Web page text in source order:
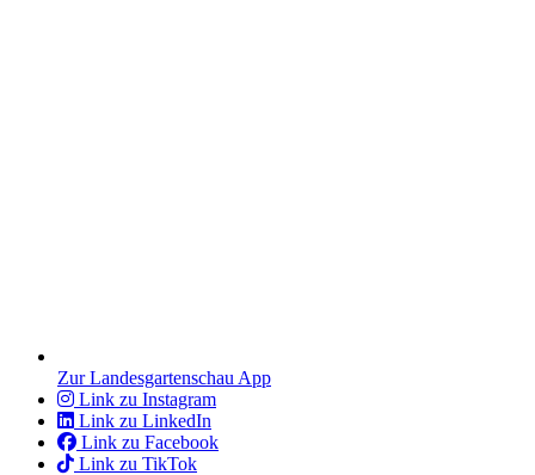
Zur Landesgartenschau App
Link zu Instagram
Link zu LinkedIn
Link zu Facebook
Link zu TikTok